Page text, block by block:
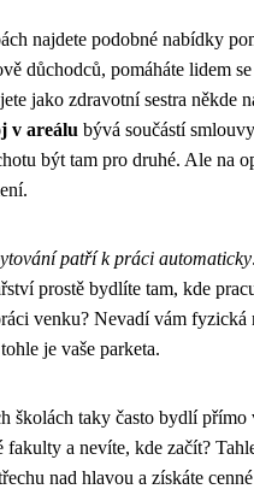
najdete podobné nabídky
důchodců, pomáháte lidem se
jako zdravotní sestra někde
v areálu bývá součástí
být tam pro druhé. Ale na
patří k práci automaticky
prostě bydlíte tam, kde
venku? Nevadí vám fyzická
je vaše parketa.
školách taky často bydlí přímo
fakulty a nevíte, kde začít?
nad hlavou a získáte cenné